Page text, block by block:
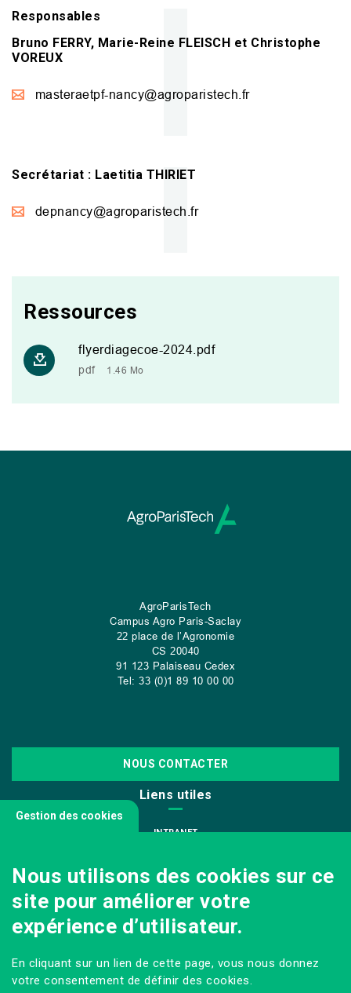
Responsables
Bruno FERRY, Marie-Reine FLEISCH et Christophe
VOREUX
masteraetpf-nancy@agroparistech.fr
Secrétariat : Laetitia THIRIET
depnancy@agroparistech.fr
Ressources
flyerdiagecoe-2024.pdf
pdf 1.46 Mo
AgroParisTech
Campus Agro Paris-Saclay
22 place de l’Agronomie
CS 20040
91 123 Palaiseau Cedex
Tel: 33 (0)1 89 10 00 00
NOUS CONTACTER
Liens utiles
INTRANET
INFODOC
PÔLE IMAGE
PRESSE
Sur les réseaux
Gestion des cookies
Nous utilisons des cookies sur ce
site pour améliorer votre
expérience d’utilisateur.
En cliquant sur un lien de cette page, vous nous donnez
votre consentement de définir des cookies.